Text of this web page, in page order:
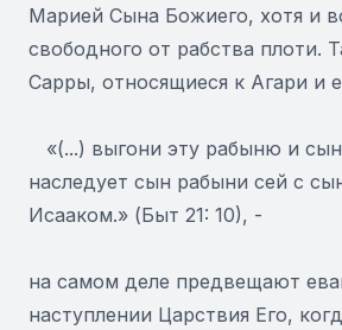
Марией Сына Божиего, хотя и
свободного от рабства плоти.
Сарры, относящиеся к Агари и
«(...) выгони эту рабыню и
наследует сын рабыни сей с
Исааком.» (Быт 21: 10), -
на самом деле предвещают
наступлении Царствия Его,